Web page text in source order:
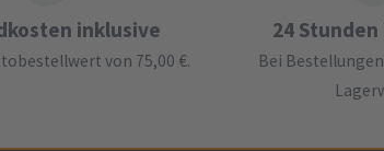
inklusive
von 75,00 €.
24
Bei